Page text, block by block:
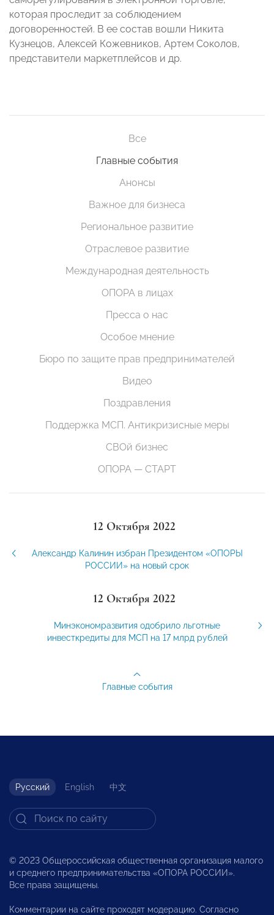
которая проследит за соблюдением
договоренностей. В ее состав вошли Никита
Кузнецов, Алексей Кожевников, Артем Соколов,
представители маркетплейсов и др.
Все
Главные события
Анонсы
Важное для бизнеса
Региональное развитие
Отраслевое развитие
Международная деятельность
ОПОРА в лицах
Пресса о нас
Особое мнение
Бюро по защите прав предпринимателей
Видео
Поздравления
Поддержка МСП. Антикризисные меры
СВОй бизнес
ОПОРА — СТАРТ
12 Октября 2022
Александр Калинин избран Президентом «ОПОРЫ
РОССИИ» на новый срок
12 Октября 2022
Минэкономразвития одобрило льготные
инвесткредиты для МСП на 17 млрд рублей
Главные события
Русский English 中文
© 2023 Общероссийская общественная организация малого
и среднего предпринимательства «ОПОРА РОССИИ».
Все права защищены.
Комментарии на сайте проходят модерацию. Согласно